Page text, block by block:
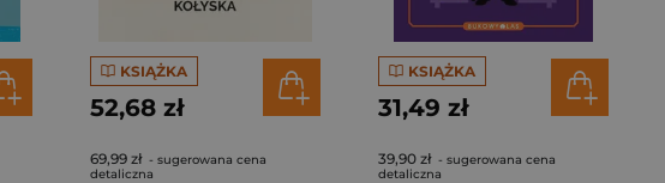
KSIĄŻKA
52,68 zł
69,99 zł - sugerowana cena
detaliczna
KSIĄŻKA
31,49 zł
39,90 zł - sugerowana cena
detaliczna